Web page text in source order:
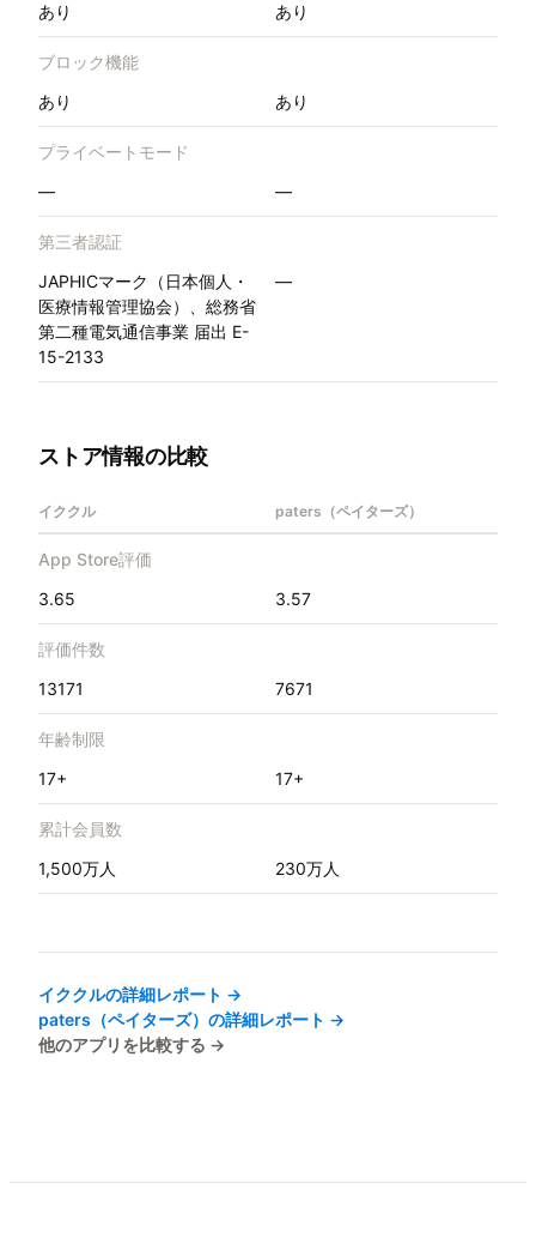
あり
あり
ブロック機能
あり
あり
プライベートモード
—
—
第三者認証
JAPHICマーク（日本個人・
医療情報管理協会）、総務省
第二種電気通信事業 届出 E-
15-2133
—
ストア情報の比較
イククル paters（ペイターズ）
App Store評価
3.65
3.57
評価件数
13171
7671
年齢制限
17+
17+
累計会員数
1,500万人
230万人
イククルの詳細レポート →
paters（ペイターズ） の詳細レポート →
他のアプリを比較する →